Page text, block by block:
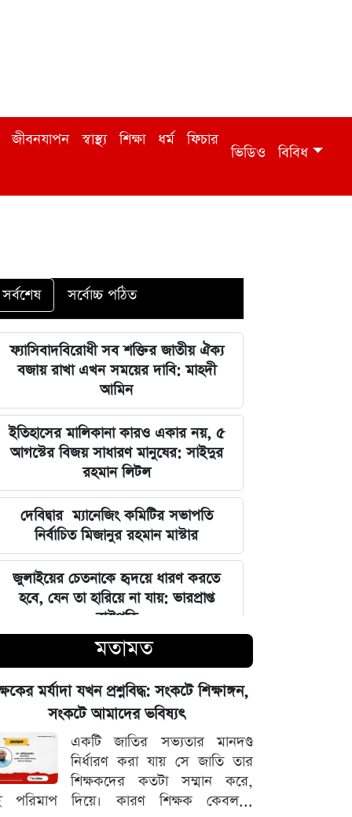
জীবনযাপন স্বাস্থ্য শিক্ষা ধর্ম ফিচার
ভিডিও বিবিধ
সর্বশেষ সর্বোচ্চ পঠিত
ফ্যাসিবাদবিরোধী সব শক্তির জাতীয় ঐক্য
বজায় রাখা এখন সময়ের দাবি: মাহদী
আমিন
ইতিহাসের মালিকানা কারও একার নয়, ৫
আগস্টের বিজয় সাধারণ মানুষের: সাইদুর
রহমান লিটল
দেবিদ্বার ম্যানেজিং কমিটির সভাপতি
নির্বাচিত মিজানুর রহমান মাস্টার
জুলাইয়ের চেতনাকে হৃদয়ে ধারণ করতে
হবে, যেন তা হারিয়ে না যায়: ভারপ্রাপ্ত
রাষ্ট্রপতি
ভারত সরকারের আলটিমেটামের মুখে
নতিস্বীকার, ভুল স্বীকার করল মেটা
লঙ্কা প্রিমিয়ার লিগে ভারতীয় কিংবদন্তির
আগমন, মালিকানায় বড় চমক
জুলাই কার-এ নিয়ে বিভাজন করলে অর্জন
হারিয়ে যাবে: স্বরাষ্ট্রমন্ত্রী
মতামত
মর্যাদা যখন প্রশ্নবিদ্ধ: সংকটে শিক্ষাঙ্গন,
সংকটে আমাদের ভবিষ্যৎ
একটি জাতির সভ্যতার মানদণ্ড
নির্ধারণ করা যায় সে জাতি তার
শিক্ষকদের কতটা সম্মান করে,
পরিমাপ দিয়ে। কারণ শিক্ষক কেবল...